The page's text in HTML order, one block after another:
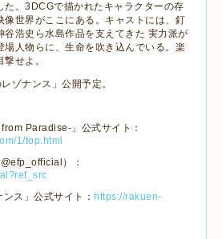
た。3DCGで描かれたキャラクターの存
像世界がここにある。キャストには、釘
谷浩史ら水島作品を支えてきた 実力派が
場人物らに、生命を吹き込んでいる。楽
せよ。
ゾナンス」公開予定。
Paradise- 」公式サイト：
1/top.html
@efp_official ）：
ス」公式サイト： https://rakuen-